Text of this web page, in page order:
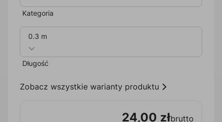
Kategoria
0.3 m
Długość
Zobacz wszystkie warianty produktu
24,00 złbrutto